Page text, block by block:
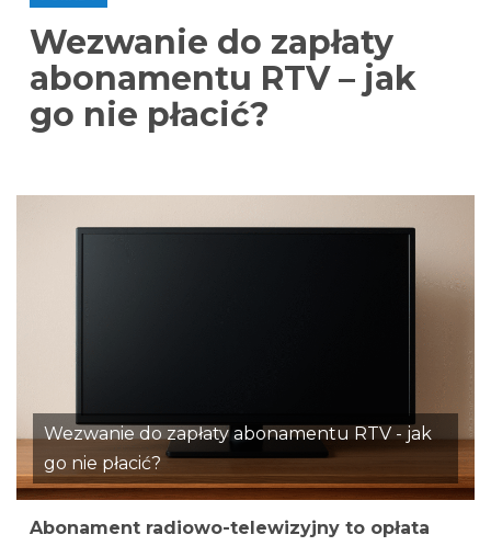
Wezwanie do zapłaty
abonamentu RTV – jak
go nie płacić?
Wezwanie do zapłaty abonamentu RTV - jak
go nie płacić?
Abonament radiowo-telewizyjny to opłata